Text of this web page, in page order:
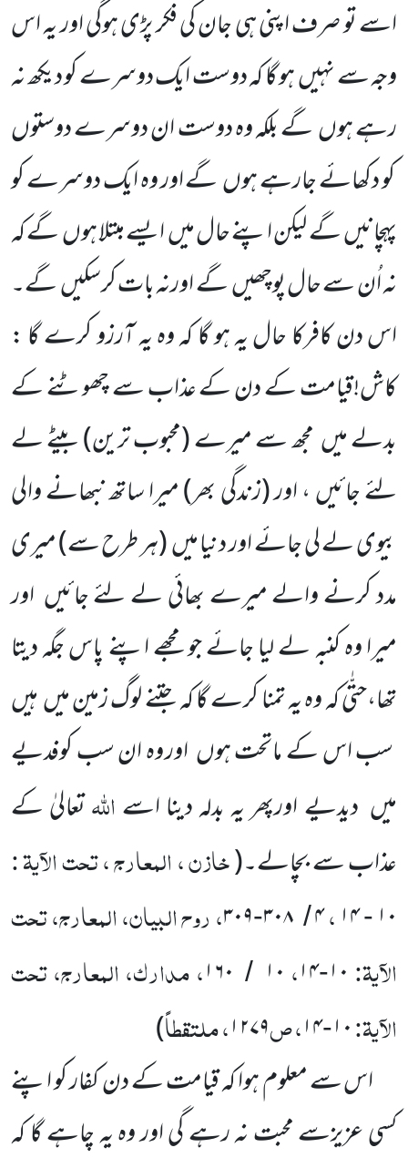
اسے تو صرف اپنی ہی جان کی فکر پڑی ہوگی اور یہ اس
وجہ سے نہیںہو گا کہ دوست ایک دوسرے کو دیکھ نہ
رہے ہوںگے بلکہ وہ دوست ان دوسرے دوستوں
کو دکھائے جارہے ہوںگے اور وہ ایک دوسرے کو
پہچانیںگے لیکن اپنے حال میںایسے مبتلا ہوںگے کہ
نہ اُن سے حال پوچھیںگے اورنہ بات کرسکیںگے۔
اس دن کافرکا حال یہ ہو گا کہ وہ یہ آرزو کرے گا :
کاش!قیامت کے دن کے عذاب سے چھوٹنے کے
بدلے میںمجھ سے میرے(محبوب ترین)بیٹے لے
لئے جائیں ، اور(زندگی بھر)میرا ساتھ نبھانے والی
بیوی لے لی جائے اور دنیا میں(ہر طرح سے)میری
مدد کرنے والے میرے بھائی لے لئے جائیں اور
میرا وہ کنبہ لے لیا جائے جو مجھے اپنے پاس جگہ دیتا
تھا،حتّٰی کہ وہ یہ تمنا کرے گا کہ جتنے لوگ زمین میںہیں
سب اس کے ماتحت ہوںاور وہ ان سب کوفدیے
میں دیدیے اورپھر یہ بدلہ دینا اسےاللّٰہتعالیٰ کے
عذاب سے بچالے۔(خازن ، المعارج ، تحت الآیۃ :
۱۰ -۱۴،۴/۳۰۸-۳۰۹، روح البیان، المعارج، تحت
الآیۃ: ۱۰-۱۴، ۱۰ / ۱۶۰، مدارک، المعارج، تحت
الآیۃ:۱۰-۱۴، ص۱۲۷۹، ملتقطاً)
اس سے معلوم ہوا کہ قیامت کے دن کفار کو اپنے
کسی عزیزسے محبت نہ رہے گی اور وہ یہ چاہے گا کہ